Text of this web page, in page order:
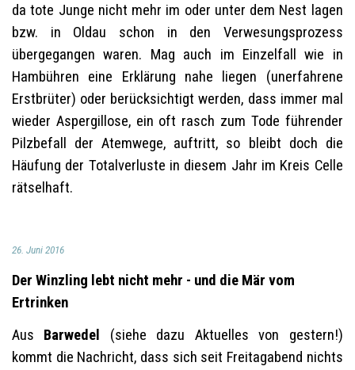
da tote Junge nicht mehr im oder unter dem Nest lagen
bzw. in Oldau schon in den Verwesungsprozess
übergegangen waren. Mag auch im Einzelfall wie in
Hambühren eine Erklärung nahe liegen (unerfahrene
Erstbrüter) oder berücksichtigt werden, dass immer mal
wieder Aspergillose, ein oft rasch zum Tode führender
Pilzbefall der Atemwege, auftritt, so bleibt doch die
Häufung der Totalverluste in diesem Jahr im Kreis Celle
rätselhaft.
26. Juni 2016
Der Winzling lebt nicht mehr - und die Mär vom
Ertrinken
Aus Barwedel (siehe dazu Aktuelles von gestern!)
kommt die Nachricht, dass sich seit Freitagabend nichts